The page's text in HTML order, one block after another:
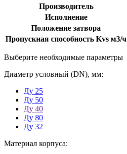
Производитель
Исполнение
Положение затвора
Пропускная способность Kvs м3/ч
Выберите необходимые параметры
Диаметр условный (DN), мм:
Ду 25
Ду 50
Ду 40
Ду 80
Ду 32
Материал корпуса: